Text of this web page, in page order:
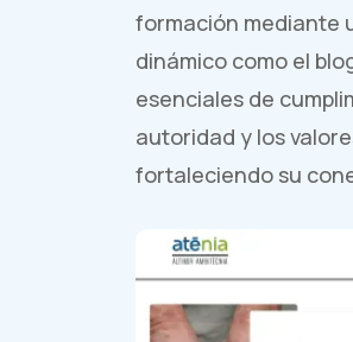
formación mediante
dinámico como el
esenciales de
autoridad y los
fortaleciendo su